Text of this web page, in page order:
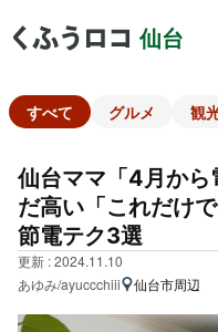
仙台
すべて グルメ 観
仙台ママ「4月から
だ高い「これだけ
節電テク3選
更新 : 2024.11.10
あゆみ/ayuccchiii
仙台市周辺